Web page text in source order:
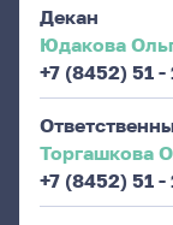
Декан
Юдакова
+7 (8452) 51 -
Торгашкова
+7 (8452) 51 -